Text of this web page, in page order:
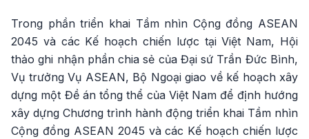
Trong phần triển khai Tầm nhìn Cộng đồng ASEAN
2045 và các Kế hoạch chiến lược tại Việt Nam, Hội
thảo ghi nhận phần chia sẻ của Đại sứ Trần Đức Bình,
Vụ trưởng Vụ ASEAN, Bộ Ngoại giao về kế hoạch xây
dựng một Đề án tổng thể của Việt Nam để định hướng
xây dựng Chương trình hành động triển khai Tầm nhìn
Cộng đồng ASEAN 2045 và các Kế hoạch chiến lược